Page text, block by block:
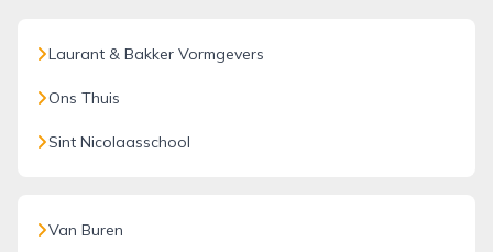
Laurant & Bakker Vormgevers
Ons Thuis
Sint Nicolaasschool
Van Buren